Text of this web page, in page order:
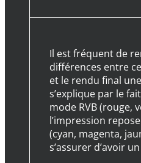
Il est fréquent de
différences entre
et le rendu final
s’explique par le
mode RVB (rouge,
l’impression
(cyan, magenta,
s’assurer d’avoir